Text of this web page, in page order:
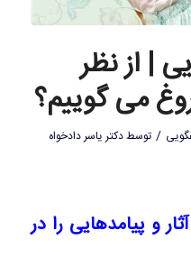
| از نظر
می گوییم؟
/ توسطدکتر یاسر دادخواه
و پیامدهایی را در